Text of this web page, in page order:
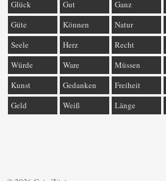
Glück
Gut Ganz
Güte
Können Natur
Seele
Herz Recht
Würde
Ware Müssen
Kunst
Gedanken Freiheit
Geld
Weiß Länge